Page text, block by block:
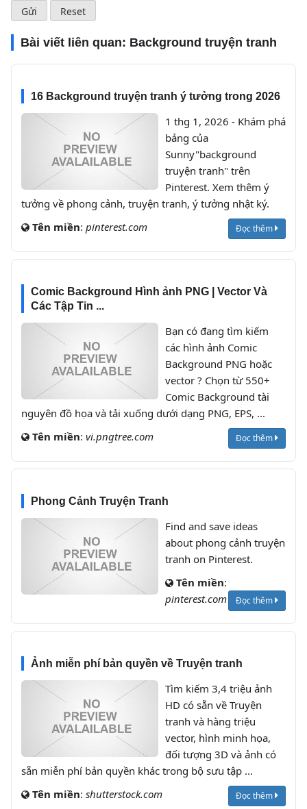
Bài viết liên quan: Background truyện tranh
16 Background truyện tranh ý tưởng trong 2026
1 thg 1, 2026 - Khám phá
bảng của
Sunny"background
truyện tranh" trên
Pinterest. Xem thêm ý
tưởng về phong cảnh, truyện tranh, ý tưởng nhật ký.
Tên miền: pinterest.com Đọc thêm
Comic Background Hình ảnh PNG | Vector Và
Các Tập Tin ...
Bạn có đang tìm kiếm
các hình ảnh Comic
Background PNG hoặc
vector ? Chọn từ 550+
Comic Background tài
nguyên đồ họa và tải xuống dưới dạng PNG, EPS, ...
Tên miền: vi.pngtree.com Đọc thêm
Phong Cảnh Truyện Tranh
Find and save ideas
about phong cảnh truyện
tranh on Pinterest.
Tên miền:
pinterest.com
Đọc thêm
Ảnh miễn phí bản quyền về Truyện tranh
Tìm kiếm 3,4 triệu ảnh
HD có sẵn về Truyện
tranh và hàng triệu
vector, hình minh họa,
đối tượng 3D và ảnh có
sẵn miễn phí bản quyền khác trong bộ sưu tập ...
Tên miền: shutterstock.com Đọc thêm